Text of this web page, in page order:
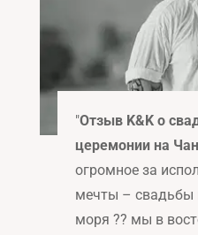
"Отзыв K&K о
церемонии на
огромное за
мечты – свадьбы
моря ?? мы в